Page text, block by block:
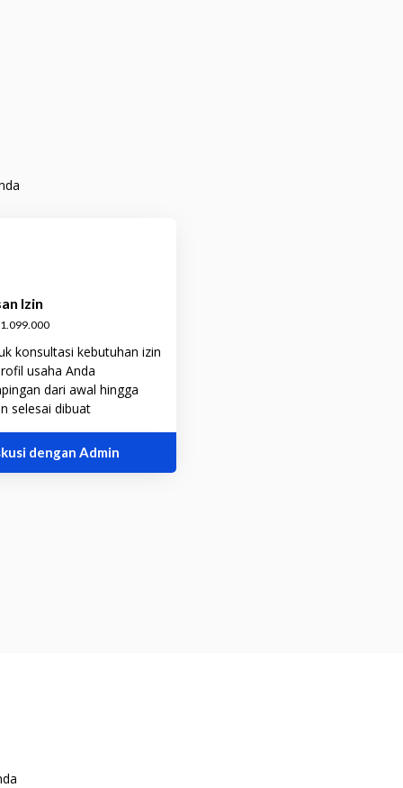
Izin
konsultasi kebutuhan izin
usaha Anda
dari awal hingga
selesai dibuat
dengan Admin